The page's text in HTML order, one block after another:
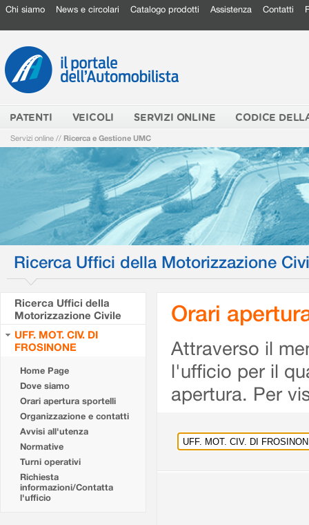
Chi siamo News e circolari Catalogo prodotti Assistenza Contatti
PATENTI VEICOLI SERVIZI ONLINE CODICE
Servizi online // Ricerca e Gestione UMC
Ricerca Uffici della Motorizzazione
Ricerca Uffici della
Motorizzazione Civile
UFF. MOT. CIV. DI
FROSINONE
Home Page
Dove siamo
Orari apertura sportelli
Organizzazione e contatti
Avvisi all'utenza
Normative
Turni operativi
Richiesta
informazioni/Contatta
l'ufficio
Orari
Attraverso il
l'ufficio per il
apertura. Per